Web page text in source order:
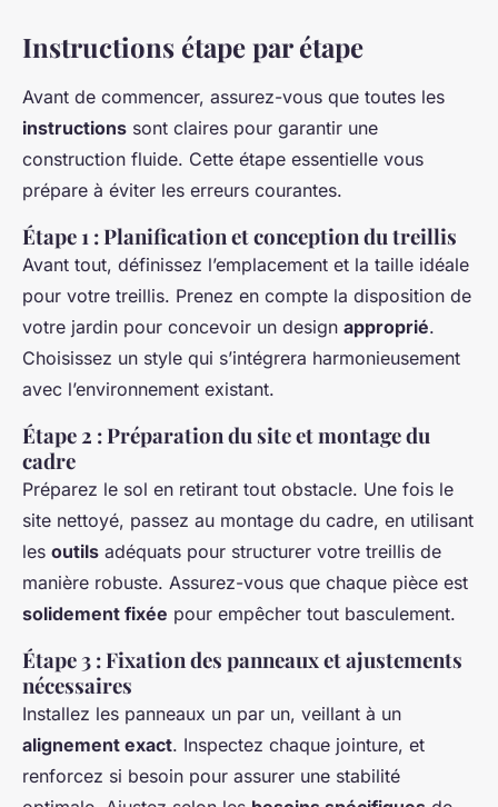
Instructions étape par étape
Avant de commencer, assurez-vous que toutes les
instructions sont claires pour garantir une
construction fluide. Cette étape essentielle vous
prépare à éviter les erreurs courantes.
Étape 1 : Planification et conception du treillis
Avant tout, définissez l’emplacement et la taille idéale
pour votre treillis. Prenez en compte la disposition de
votre jardin pour concevoir un design approprié.
Choisissez un style qui s’intégrera harmonieusement
avec l’environnement existant.
Étape 2 : Préparation du site et montage du
cadre
Préparez le sol en retirant tout obstacle. Une fois le
site nettoyé, passez au montage du cadre, en utilisant
les outils adéquats pour structurer votre treillis de
manière robuste. Assurez-vous que chaque pièce est
solidement fixée pour empêcher tout basculement.
Étape 3 : Fixation des panneaux et ajustements
nécessaires
Installez les panneaux un par un, veillant à un
alignement exact. Inspectez chaque jointure, et
renforcez si besoin pour assurer une stabilité